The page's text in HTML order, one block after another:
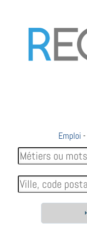
Emploi -